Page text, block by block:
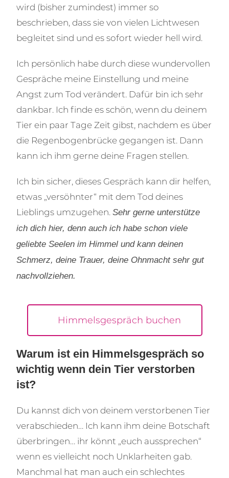
wird (bisher zumindest) immer so
beschrieben, dass sie von vielen Lichtwesen
begleitet sind und es sofort wieder hell wird.
Ich persönlich habe durch diese wundervollen
Gespräche meine Einstellung und meine
Angst zum Tod verändert. Dafür bin ich sehr
dankbar. Ich finde es schön, wenn du deinem
Tier ein paar Tage Zeit gibst, nachdem es über
die Regenbogenbrücke gegangen ist. Dann
kann ich ihm gerne deine Fragen stellen.
Ich bin sicher, dieses Gespräch kann dir helfen,
etwas „versöhnter“ mit dem Tod deines
Lieblings umzugehen.Sehr gerne unterstütze
ich dich hier, denn auch ich habe schon viele
geliebte Seelen im Himmel und kann deinen
Schmerz, deine Trauer, deine Ohnmacht sehr gut
nachvollziehen.
Himmelsgespräch buchen
Warum ist ein Himmelsgespräch so
wichtig wenn dein Tier verstorben
ist?
Du kannst dich von deinem verstorbenen Tier
verabschieden… Ich kann ihm deine Botschaft
überbringen… ihr könnt „euch aussprechen“
wenn es vielleicht noch Unklarheiten gab.
Manchmal hat man auch ein schlechtes